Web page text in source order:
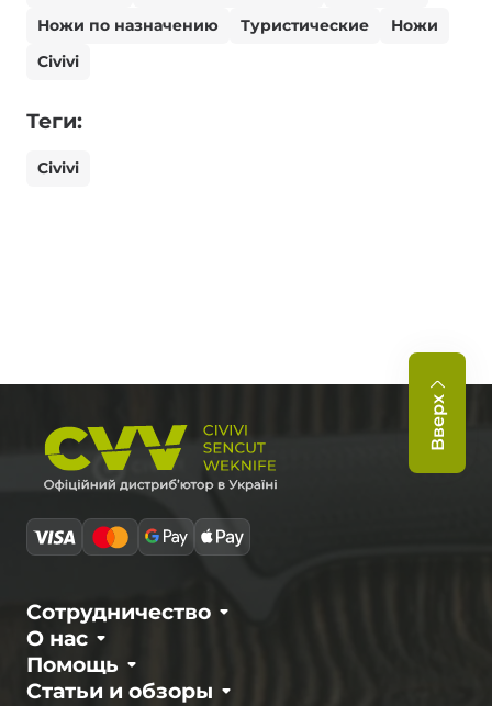
Ножи по назначению
Туристические
Ножи
Civivi
Теги:
Civivi
Вверх
О нас
Сотрудничество
Статьи и обзоры
Помощь